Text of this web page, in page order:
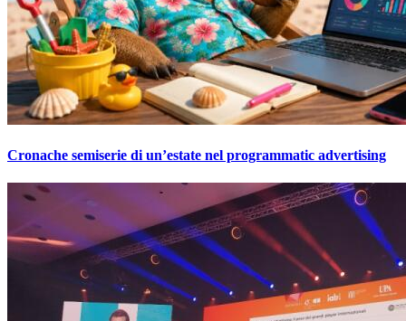
Cronache semiserie di un’estate nel programmatic advertising